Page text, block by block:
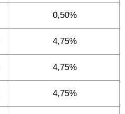
0,50%
4,75%
4,75%
4,75%